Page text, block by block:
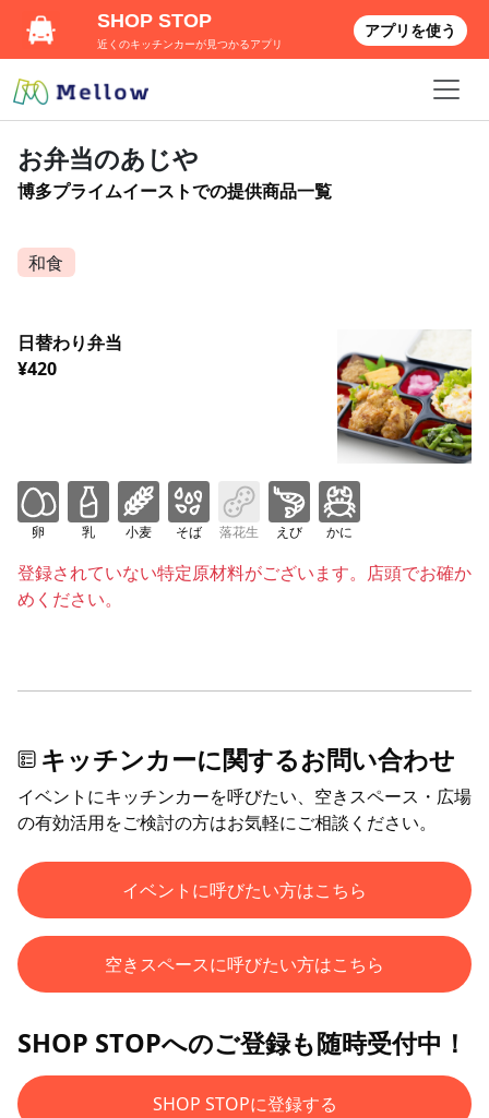
お弁当のあじや
博多プライムイーストでの提供商品一覧
和食
日替わり弁当
¥420
卵 乳 小麦 そば 落花生 えび かに
登録されていない特定原材料がございます。店頭でお確か
めください。
キッチンカーに関するお問い合わせ
イベントにキッチンカーを呼びたい、空きスペース・広場
の有効活用をご検討の方はお気軽にご相談ください。
イベントに呼びたい方はこちら
空きスペースに呼びたい方はこちら
SHOP STOPへのご登録も随時受付中！
SHOP STOPに登録する
SHOP STOP
近くのキッチンカーが見つかるアプリ
アプリを使う